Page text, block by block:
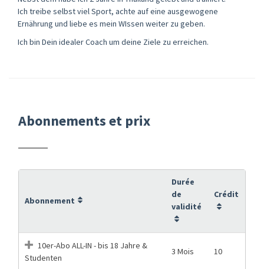
Ich treibe selbst viel Sport, achte auf eine ausgewogene
Ernährung und liebe es mein WIssen weiter zu geben.
Ich bin Dein idealer Coach um deine Ziele zu erreichen.
Abonnements et prix
Abonnement
Durée
de
validité
Crédit
10er-Abo ALL-IN - bis 18 Jahre &
Studenten
3 Mois 10